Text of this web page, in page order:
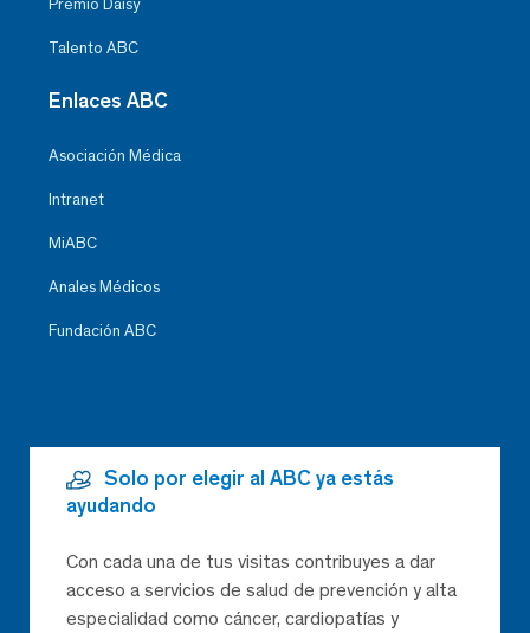
Premio Daisy
Talento ABC
Enlaces ABC
Asociación Médica
Intranet
MiABC
Anales Médicos
Fundación ABC
Solo por elegir al ABC ya estás
ayudando
Con cada una de tus visitas contribuyes a dar
acceso a servicios de salud de prevención y alta
especialidad como cáncer, cardiopatías y